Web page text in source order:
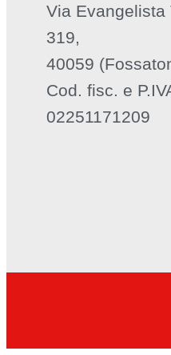
Via Evangelista
319,
40059
Cod. fisc. e
02251171209